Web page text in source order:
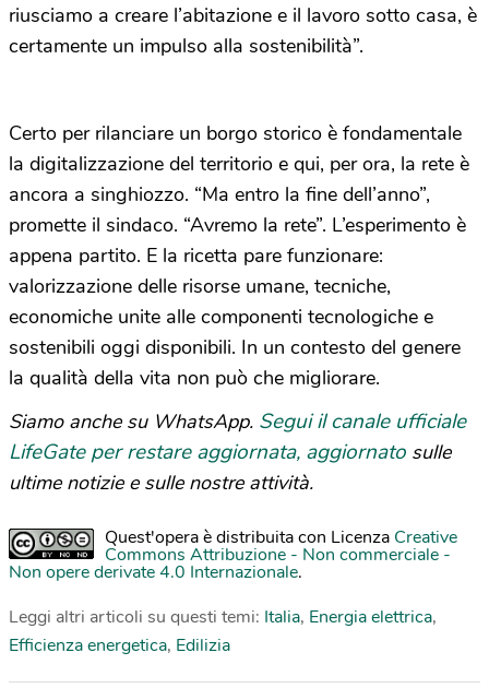
riusciamo a creare l’abitazione e il lavoro sotto casa, è
certamente un impulso alla sostenibilità”.
Certo per rilanciare un borgo storico è fondamentale
la digitalizzazione del territorio e qui, per ora, la rete è
ancora a singhiozzo. “Ma entro la fine dell’anno”,
promette il sindaco. “Avremo la rete”. L’esperimento è
appena partito. E la ricetta pare funzionare:
valorizzazione delle risorse umane, tecniche,
economiche unite alle componenti tecnologiche e
sostenibili oggi disponibili. In un contesto del genere
la qualità della vita non può che migliorare.
Siamo anche su WhatsApp. Segui il canale ufficiale
LifeGate per restare aggiornata, aggiornato sulle
ultime notizie e sulle nostre attività.
Quest'opera è distribuita con Licenza Creative
Commons Attribuzione - Non commerciale -
Non opere derivate 4.0 Internazionale.
Leggi altri articoli su questi temi: Italia, Energia elettrica,
Efficienza energetica, Edilizia